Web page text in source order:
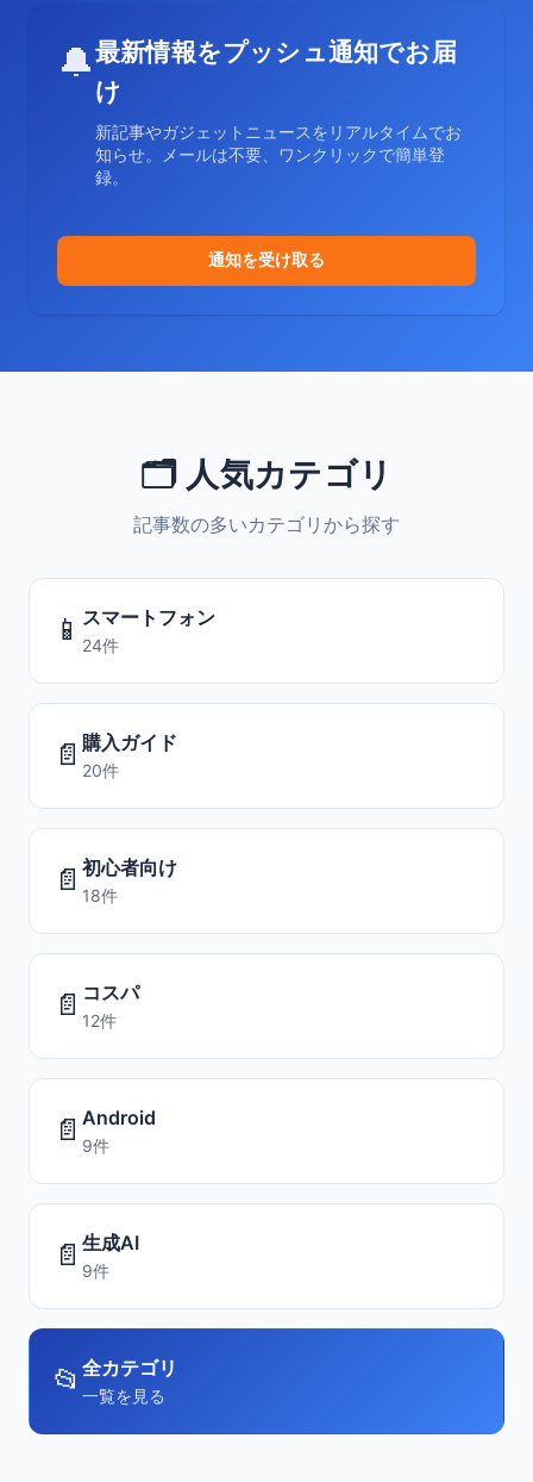
🔔最新情報をプッシュ通知でお届
け
新記事やガジェットニュースをリアルタイムでお
知らせ。メールは不要、ワンクリックで簡単登
録。
通知を受け取る
🗂️ 人気カテゴリ
記事数の多いカテゴリから探す
📱 スマートフォン
24件
📄 購入ガイド
20件
📄 初心者向け
18件
📄 コスパ
12件
📄 Android
9件
📄 生成AI
9件
📂 全カテゴリ
一覧を見る